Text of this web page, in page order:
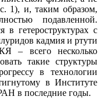
1), и, таким образом,
подавленной.
в гетероструктурах c
кадмия и ртути
– всего несколько
такие структуры
в технологии
в Институте
в последние годы.